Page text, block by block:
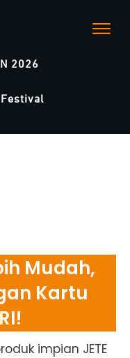
2026
Festival
Mudah,
Kartu
impian JETE